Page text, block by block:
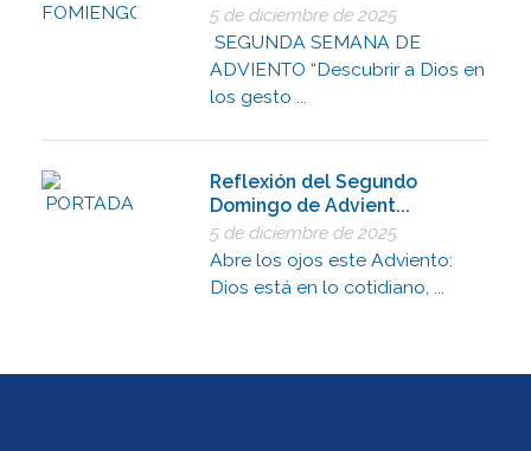
5 de diciembre de 2025
SEGUNDA SEMANA DE
ADVIENTO “Descubrir a Dios en
los gesto ...
Reflexión del Segundo
Domingo de Advient...
5 de diciembre de 2025
Abre los ojos este Adviento:
Dios está en lo cotidiano, ...